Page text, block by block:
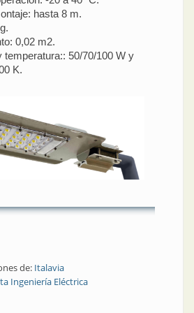
hasta 8 m.
0,02 m2.
temperatura:: 50/70/100 W y
K.
de: Italavia
Ingeniería Eléctrica